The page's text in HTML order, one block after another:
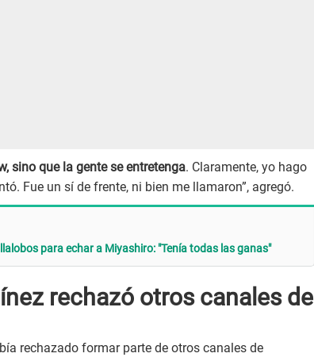
sino que la gente se entretenga. Claramente, yo hago
Fue un sí de frente, ni bien me llamaron”, agregó.
para echar a Miyashiro: "Tenía todas las ganas"
rechazó otros canales de
rechazado formar parte de otros canales de